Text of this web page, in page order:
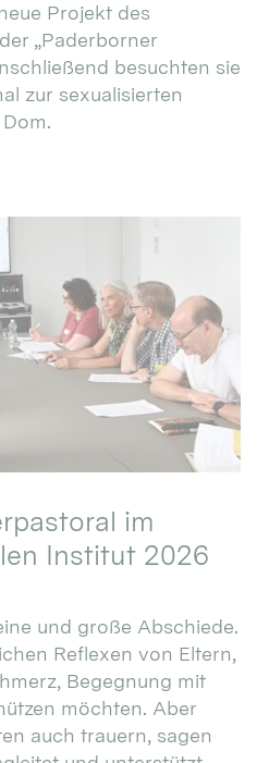
Projekt des
„Paderborner
besuchten sie
zur sexualisierten
im
Institut 2026
und große Abschiede.
Reflexen von Eltern,
Begegnung mit
möchten. Aber
auch trauern, sagen